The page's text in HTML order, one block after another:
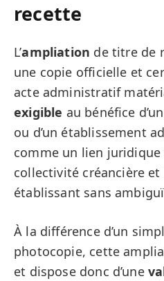
recette
L’ampliation de titre de
une copie officielle et
acte administratif
exigible au bénéfice
ou d’un établissement
comme un lien
collectivité créancière et
établissant sans
À la différence d’un
photocopie, cette
et dispose donc d’une